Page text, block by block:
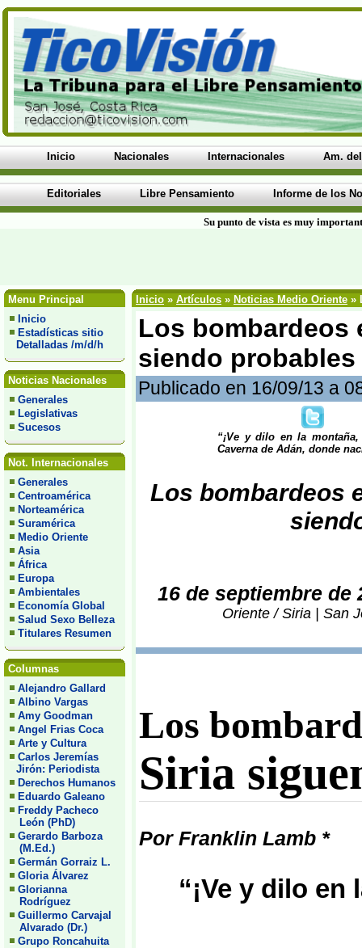
Inicio Nacionales Internacionales Am.
Editoriales Libre Pensamiento Informe de los
Su punto de vista es muy
Menu Principal
Inicio
Estadísticas sitio
Detalladas /m/d/h
Noticias Nacionales
Generales
Legislativas
Sucesos
Not. Internacionales
Generales
Centroamérica
Norteamérica
Suramérica
Medio Oriente
Asia
África
Europa
Ambientales
Economía Global
Salud Sexo Belleza
Titulares Resumen
Columnas
Alejandro Gallard
Albino Vargas
Amy Goodman
Angel Frias Coca
Arte y Cultura
Carlos Jeremías
Jirón: Periodista
Derechos Humanos
Eduardo Galeano
Freddy Pacheco
León (PhD)
Gerardo Barboza
(M.Ed.)
Germán Gorraiz L.
Gloria Álvarez
Glorianna
Rodríguez
Guillermo Carvajal
Alvarado (Dr.)
Grupo Roncahuita
Inicio » Artículos » Noticias Medio Oriente »
Los bombardeos
siendo
Publicado en 16/09/13 a
“¡Ve y dilo en la
Caverna de Adán, donde
Los bombardeos
16 de septiembre de
Oriente / Siria | San
Los
Siria
Por Franklin Lamb *
“¡Ve y dilo